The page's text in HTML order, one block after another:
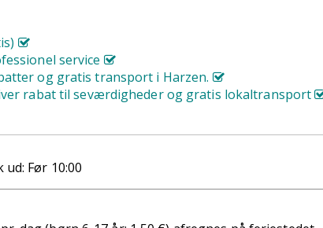
service
og gratis transport i Harzen.
rabat til seværdigheder og gratis lokaltransport
Før 10:00